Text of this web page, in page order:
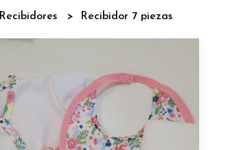
Recibidores Recibidor 7 piezas